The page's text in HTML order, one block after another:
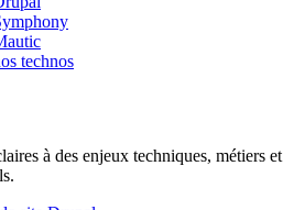
technos
à des enjeux techniques, métiers et